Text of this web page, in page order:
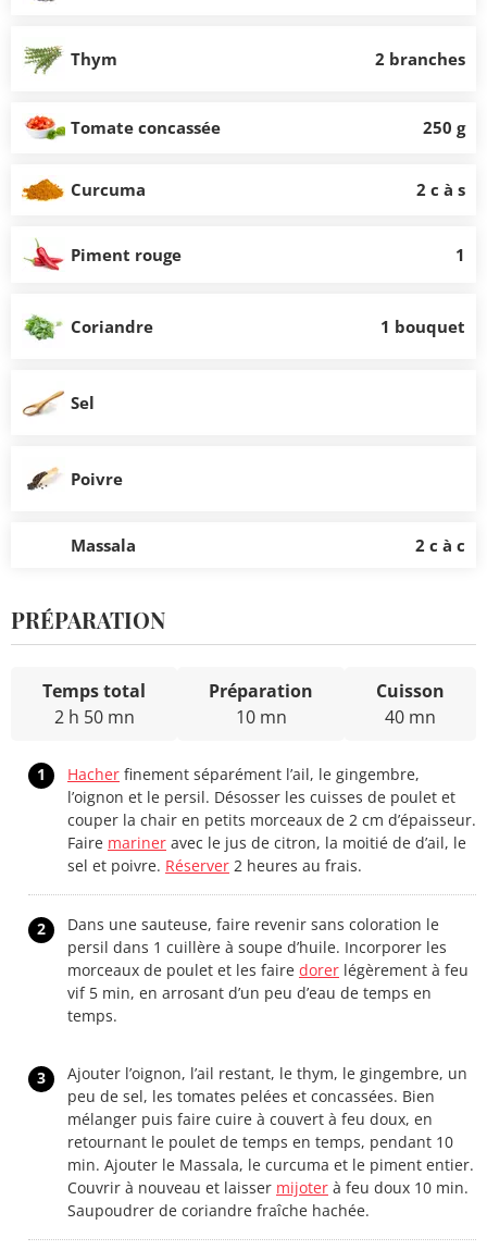
Thym 2 branches
Tomate concassée 250 g
Curcuma 2 c à s
Piment rouge 1
Coriandre 1 bouquet
Sel
Poivre
Massala 2 c à c
PRÉPARATION
Temps total
2 h 50 mn
Préparation
10 mn
Cuisson
40 mn
1 Hacher finement séparément l’ail, le gingembre,
l’oignon et le persil. Désosser les cuisses de poulet et
couper la chair en petits morceaux de 2 cm d’épaisseur.
Faire mariner avec le jus de citron, la moitié de d’ail, le
sel et poivre. Réserver 2 heures au frais.
2
Dans une sauteuse, faire revenir sans coloration le
persil dans 1 cuillère à soupe d’huile. Incorporer les
morceaux de poulet et les faire dorer légèrement à feu
vif 5 min, en arrosant d’un peu d’eau de temps en
temps.
3
Ajouter l’oignon, l’ail restant, le thym, le gingembre, un
peu de sel, les tomates pelées et concassées. Bien
mélanger puis faire cuire à couvert à feu doux, en
retournant le poulet de temps en temps, pendant 10
min. Ajouter le Massala, le curcuma et le piment entier.
Couvrir à nouveau et laisser mijoter à feu doux 10 min.
Saupoudrer de coriandre fraîche hachée.